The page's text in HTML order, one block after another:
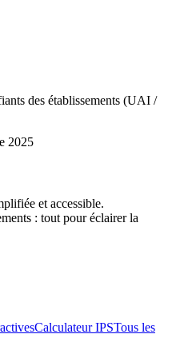
des établissements (UAI /
2025
et accessible.
: tout pour éclairer la
Calculateur IPSTous les